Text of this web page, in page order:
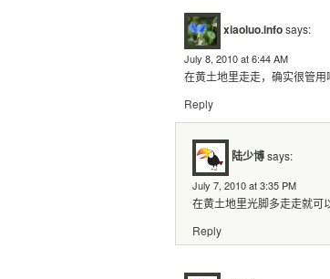
xiaoluo.infosays:
July 8, 2010 at 6:44 AM
在黄土地里走走，确实很管用
Reply
陆少博says:
July 7, 2010 at 3:35 PM
在黄土地里光脚多走走就可
Reply